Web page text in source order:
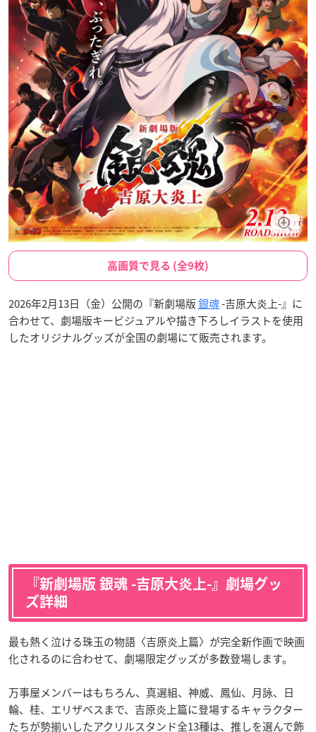
高画質で見る (全9枚)
2026年2月13日（金）公開の『新劇場版銀魂-吉原大炎上-』に
合わせて、劇場版キービジュアルや描き下ろしイラストを使用
したオリジナルグッズが全国の劇場にて販売されます。
『新劇場版 銀魂 -吉原大炎上-』劇場グッ
ズ詳細
最も熱く泣ける珠玉の物語〈吉原炎上篇〉が完全新作画で映画
化されるのに合わせて、劇場限定グッズが多数登場します。
万事屋メンバーはもちろん、真選組、神威、鳳仙、月詠、日
輪、桂、エリザベスまで、吉原炎上篇に登場するキャラクター
たちが勢揃いしたアクリルスタンド全13種は、推しを選んで飾